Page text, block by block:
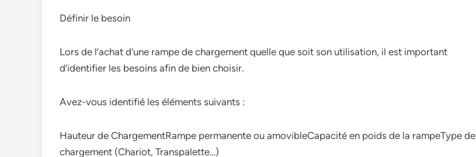
Définir le besoin
Lors de l’achat d’une rampe de chargement quelle que soit son utilisation, il est important
d’identifier les besoins afin de bien choisir.
Avez-vous identifié les éléments suivants :
Hauteur de ChargementRampe permanente ou amovibleCapacité en poids de la rampeType de
chargement (Chariot, Transpalette…)